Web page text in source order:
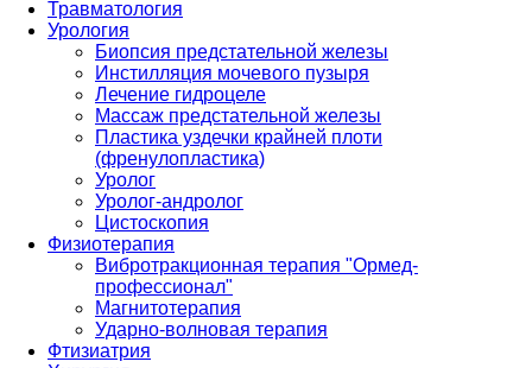
Травматология
Урология
Биопсия предстательной железы
Инстилляция мочевого пузыря
Лечение гидроцеле
Массаж предстательной железы
Пластика уздечки крайней плоти
(френулопластика)
Уролог
Уролог-андролог
Цистоскопия
Физиотерапия
Вибротракционная терапия "Ормед-
профессионал"
Магнитотерапия
Ударно-волновая терапия
Фтизиатрия